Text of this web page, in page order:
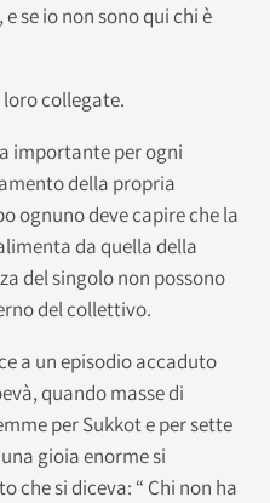
se io non sono qui chi è
loro collegate.
importante per ogni
della propria
ognuno deve capire che la
da quella della
del singolo non possono
del collettivo.
a un episodio accaduto
quando masse di
per Sukkot e per sette
gioia enorme si
si diceva: “ Chi non ha